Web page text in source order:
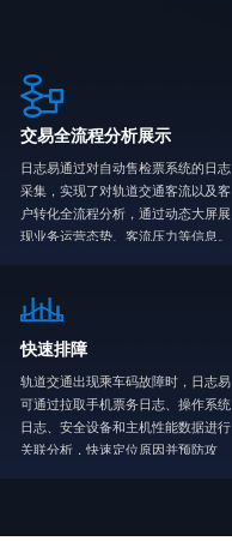
交易全流程分析展示
日志易通过对自动售检票系统的日志
采集，实现了对轨道交通客流以及客
户转化全流程分析，通过动态大屏展
现业务运营态势、客流压力等信息。
快速排障
轨道交通出现乘车码故障时，日志易
可通过拉取手机票务日志、操作系统
日志、安全设备和主机性能数据进行
关联分析，快速定位原因并预防攻